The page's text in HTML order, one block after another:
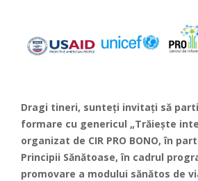
Dragi tineri, sunteți invitați să
formare cu genericul „Trăiește
organizat de CIR PRO BONO, în
Principii Sănătoase, în cadrul
promovare a modului sănătos de